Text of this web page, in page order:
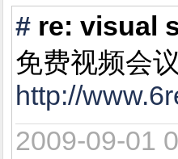
# re: visual
免费视频会
http://
2009-09-01